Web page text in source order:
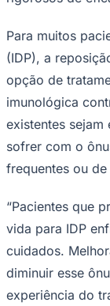
Corinthians
Para muitos
(IDP), a
opção de
imunológica
existentes sejam
sofrer com o
frequentes ou
“Pacientes que
vida para IDP
cuidados.
diminuir esse
experiência do